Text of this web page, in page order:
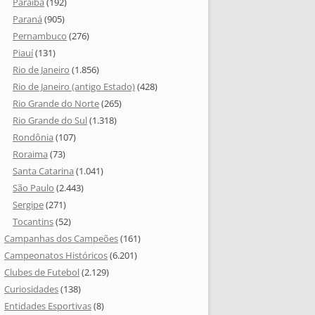
Paraná (905)
Pernambuco (276)
Piauí(131)
Rio de Janeiro (1.856)
Rio de Janeiro (antigo Estado)(428)
Rio Grande do Norte(265)
Rio Grande do Sul(1.318)
Rondônia (107)
Roraima (73)
Santa Catarina (1.041)
São Paulo (2.443)
Sergipe(271)
Tocantins(52)
Campanhas dos Campeões(161)
Campeonatos Históricos(6.201)
Clubes de Futebol(2.129)
Curiosidades(138)
Entidades Esportivas(8)